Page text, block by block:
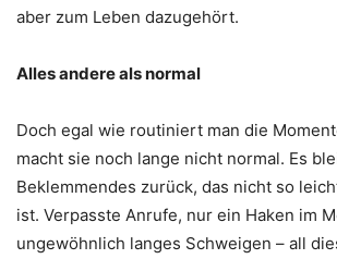
aber zum Leben dazugehört.
Alles andere als normal
Doch egal wie routiniert man die
macht sie noch lange nicht normal. Es
Beklemmendes zurück, das nicht so
ist. Verpasste Anrufe, nur ein Haken im
ungewöhnlich langes Schweigen – all